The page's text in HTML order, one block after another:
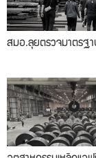
สมอ.ลุยตรวจมาตรฐ